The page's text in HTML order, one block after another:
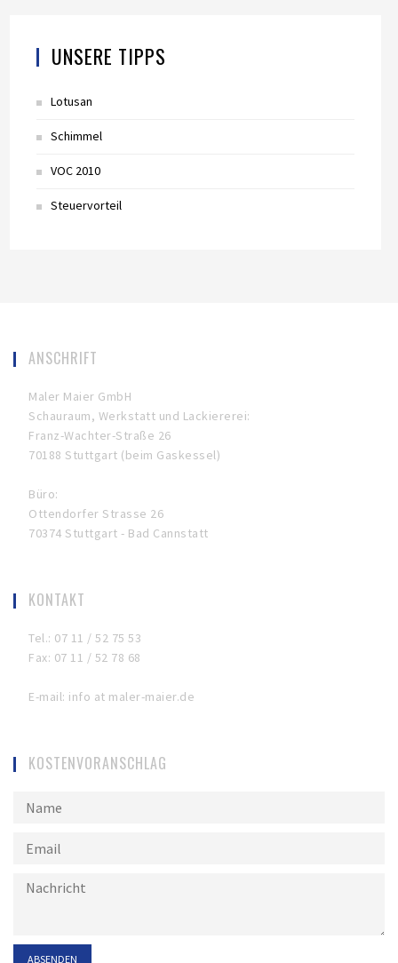
UNSERE TIPPS
Lotusan
Schimmel
VOC 2010
Steuervorteil
ANSCHRIFT
Maler Maier GmbH
Schauraum, Werkstatt und Lackiererei:
Franz-Wachter-Straße 26
70188 Stuttgart (beim Gaskessel)
Büro:
Ottendorfer Strasse 26
70374 Stuttgart - Bad Cannstatt
KONTAKT
Tel.: 07 11 / 52 75 53
Fax: 07 11 / 52 78 68
E-mail: info at maler-maier.de
KOSTENVORANSCHLAG